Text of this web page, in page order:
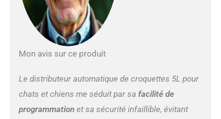
Voyage en Toute Sérénité】
Maman est sortie et a laissé
distributeur croquettes chat
chat peut me fournir de la
jours. Maman n'a pas à
affamé. Distributeur
croquettes chat peut définir
Mon avis sur ce produit
Le distributeur automatique de croquettes 5L pour
chats et chiens me séduit par sa facilité de
programmationet sa sécurité infaillible, évitant